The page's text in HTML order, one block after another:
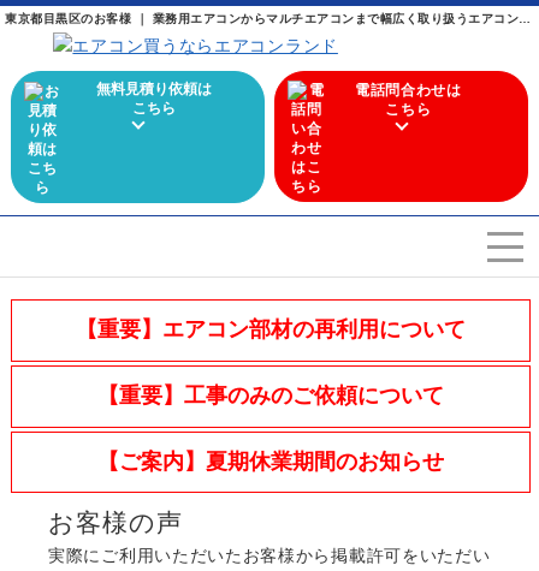
無料見積り依頼は
こちら
電話問合わせは
こちら
エアコンを選ぶ
Airconditioner search
店舗案内
Company
施工実績
Work
Question
【重要】エアコン部材の再利用について
【重要】工事のみのご依頼について
【ご案内】夏期休業期間のお知らせ
お客様の声
実際にご利用いただいたお客様から掲載許可をいただい